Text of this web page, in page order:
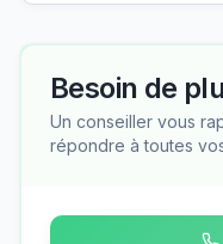
Besoin de
Un conseiller vous
répondre à toutes